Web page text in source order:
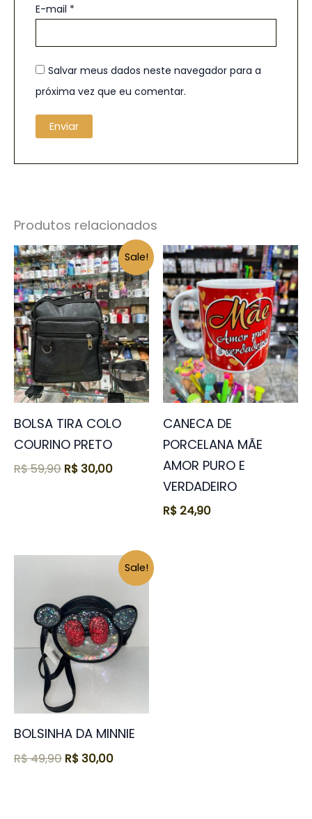
E-mail *
Salvar meus dados neste navegador para a
próxima vez que eu comentar.
Produtos relacionados
Sale!
BOLSA TIRA COLO
COURINO PRETO
R$59,90
O
preço
original
era:
R$ 59,90.
R$30,00
O
preço
atual
é:
R$ 30,00.
CANECA DE
PORCELANA MÃE
AMOR PURO E
VERDADEIRO
R$ 24,90
Sale!
BOLSINHA DA MINNIE
R$49,90
original
era:
R$ 49,90.
R$30,00
O
preço
atual
é:
R$ 30,00.